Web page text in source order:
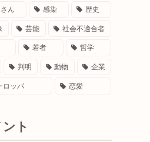
ん 感染 歴史
芸能 社会不適合者
若者 哲学
判明 動物 企業
ロッパ 恋愛
ト